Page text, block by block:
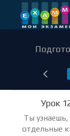
Урок
Ты узнаешь,
отдельные